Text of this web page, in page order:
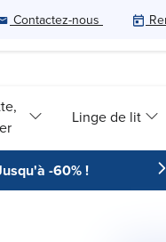
Contactez-nous
Linge de lit
-60% !